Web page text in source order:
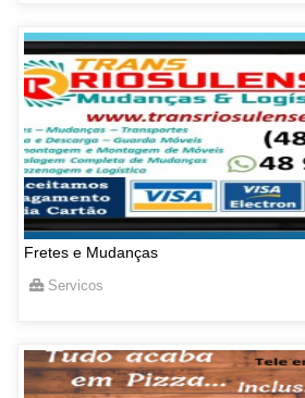
Fretes e Mudanças
Servicos